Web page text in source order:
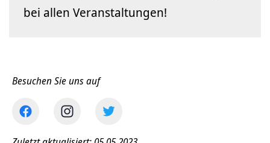
bei allen Veranstaltungen!
Besuchen Sie uns auf